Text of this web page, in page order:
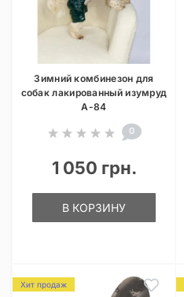
Зимний комбинезон для
собак лакированный изумруд
A-84
0
1 050 грн.
В КОРЗИНУ
Хит продаж